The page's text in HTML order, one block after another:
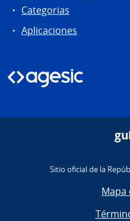
Categorias
Aplicaciones
Sitio oficial de la
Mapa